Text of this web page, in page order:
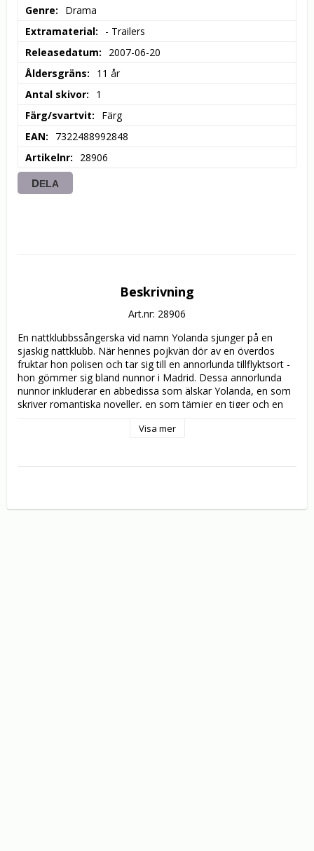
Genre
Drama
Extramaterial
- Trailers
Releasedatum
2007-06-20
Åldersgräns
11 år
Antal skivor
1
Färg/svartvit
Färg
EAN
7322488992848
Artikelnr
28906
DELA
Beskrivning
Art.nr: 28906
En nattklubbssångerska vid namn Yolanda sjunger på en
sjaskig nattklubb. När hennes pojkvän dör av en överdos
fruktar hon polisen och tar sig till en annorlunda tillflyktsort -
hon gömmer sig bland nunnor i Madrid. Dessa annorlunda
nunnor inkluderar en abbedissa som älskar Yolanda, en som
skriver romantiska noveller, en som tämjer en tiger och en
prästen. De planerar en extravagant kväll för att fira
Visa mer